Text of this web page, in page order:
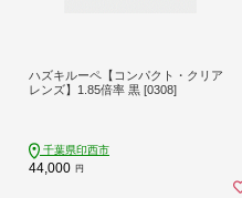
ハズキルーペ【コンパクト・クリア
レンズ】1.85倍率 黒 [0308]
千葉県印西市
44,000 円